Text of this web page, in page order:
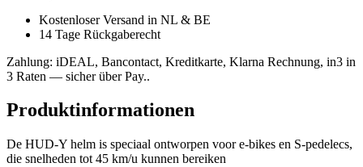
Kostenloser Versand in NL & BE
14 Tage Rückgaberecht
Zahlung: iDEAL, Bancontact, Kreditkarte, Klarna Rechnung, in3 in
3 Raten — sicher über Pay..
Produktinformationen
De HUD-Y helm is speciaal ontworpen voor e-bikes en S-pedelecs,
die snelheden tot 45 km/u kunnen bereiken